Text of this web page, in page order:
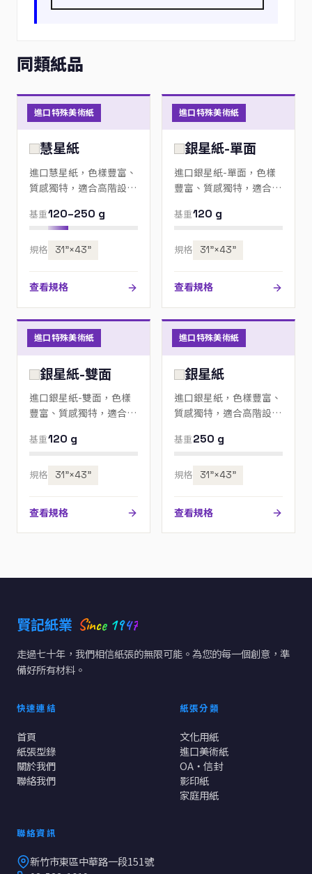
同類紙品
進口特殊美術紙
慧星紙
進口慧星紙，色樣豐富、
質感獨特，適合高階設
來電指定色號。
基重120–250 g
規格 31”×43”
查看規格
進口特殊美術紙
銀星紙-單面
進口銀星紙-單面，色樣
豐富、質感獨特，適合高
歡迎來電指定色號。
基重120 g
規格 31”×43”
查看規格
進口特殊美術紙
銀星紙-雙面
進口銀星紙-雙面，色樣
豐富、質感獨特，適合高
歡迎來電指定色號。
基重120 g
規格 31”×43”
查看規格
進口特殊美術紙
銀星紙
進口銀星紙，色樣豐富、
質感獨特，適合高階設
來電指定色號。
基重250 g
規格 31”×43”
查看規格
賢記紙業 Since 1947
走過七十年，我們相信紙張的無限可能。為您的每一個創意，準
備好所有材料。
快速連結
首頁
紙張型錄
關於我們
聯絡我們
紙張分類
文化用紙
進口美術紙
OA・信封
影印紙
家庭用紙
聯絡資訊
新竹市東區中華路一段151號